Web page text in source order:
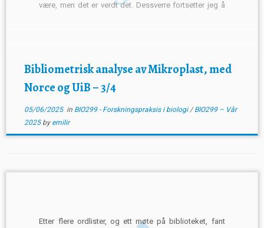
være, men det er verdt det. Dessverre fortsetter jeg å
Bibliometrisk analyse av Mikroplast, med
Norce og UiB – 3/4
05/06/2025in BIO299 - Forskningspraksis i biologi/BIO299 – Vår
2025 by emilir
Etter flere ordlister, og ett møte på biblioteket, fant